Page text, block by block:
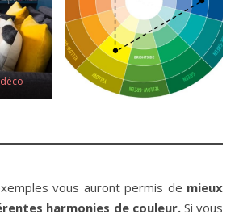
vous auront permis de mieux
harmonies de couleur.Si vous